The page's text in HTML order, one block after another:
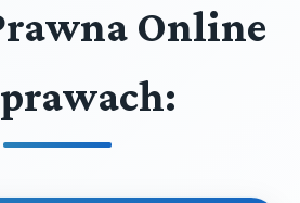
Online